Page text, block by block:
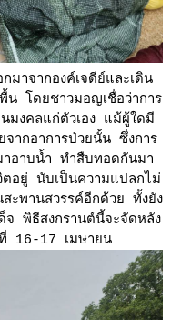
มาจากองค์เจดีย์และเดิน
น โดยชาวมอญเชื่อว่าการ
มงคลแก่ตัวเอง แม้ผู้ใดมี
ากอาการป่วยนั้น ซึ่งการ
าอาบน้ำ ทำสืบทอดกันมา
ตอยู่ นับเป็นความแปลกไม่
ะพานสวรรค์อีกด้วย ทั้งยัง
พิธีสงกรานต์นี้จะจัดหลัง
16-17 เมษายน